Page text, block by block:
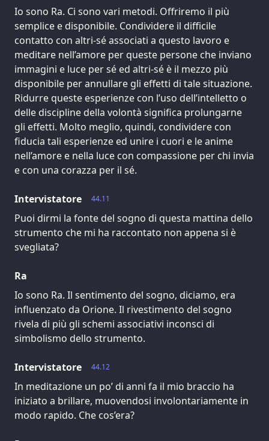
Io sono Ra. Ci sono vari metodi. Offriremo il più
semplice e disponibile. Condividere il difficile
contatto con altri-sé associati a questo lavoro e
meditare nell’amore per queste persone che inviano
immagini e luce per sé ed altri-sé è il mezzo più
disponibile per annullare gli effetti di tale situazione.
Ridurre queste esperienze con l’uso dell’intelletto o
delle discipline della volontà significa prolungarne
gli effetti. Molto meglio, quindi, condividere con
fiducia tali esperienze ed unire i cuori e le anime
nell’amore e nella luce con compassione per chi invia
e con una corazza per il sé.
44.11
Intervistatore
Puoi dirmi la fonte del sogno di questa mattina dello
strumento che mi ha raccontato non appena si è
svegliata?
Ra
Io sono Ra. Il sentimento del sogno, diciamo, era
influenzato da Orione. Il rivestimento del sogno
rivela di più gli schemi associativi inconsci di
simbolismo dello strumento.
44.12
Intervistatore
In meditazione un po’ di anni fa il mio braccio ha
iniziato a brillare, muovendosi involontariamente in
modo rapido. Che cos’era?